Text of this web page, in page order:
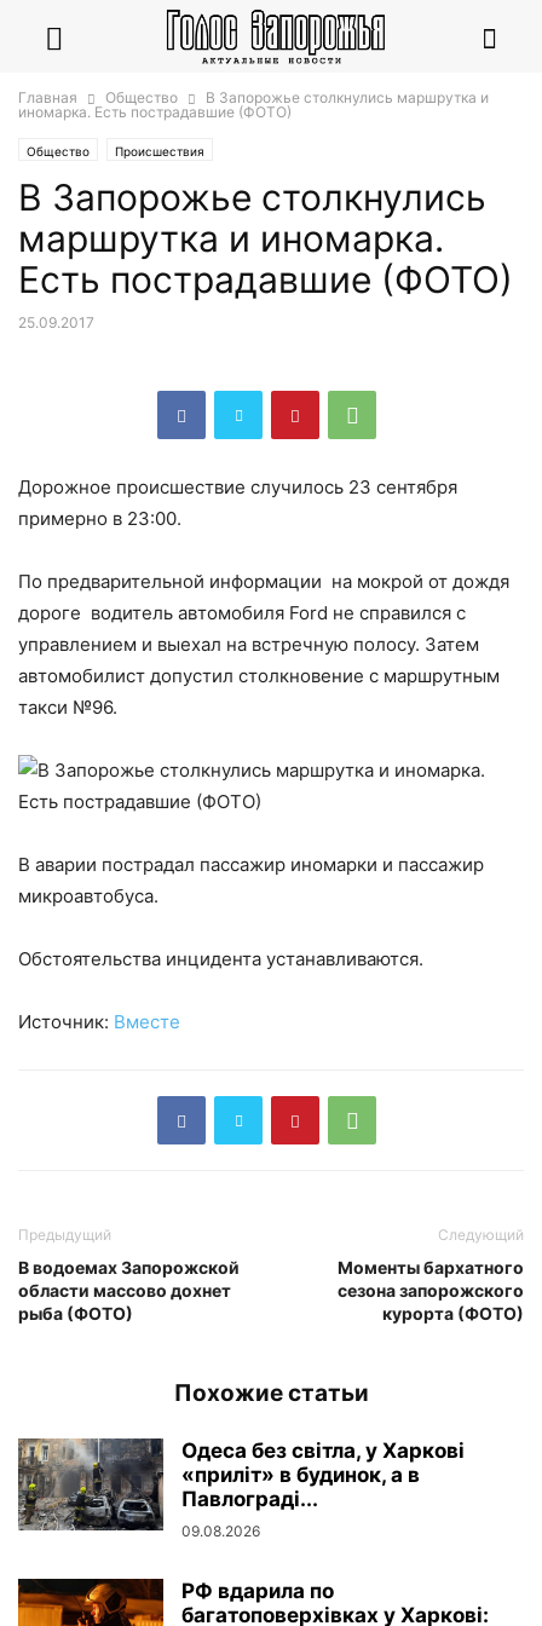
Главная Общество
В Запорожье столкнулись маршрутка и
иномарка. Есть пострадавшие (ФОТО)
Общество Происшествия
В Запорожье столкнулись
маршрутка и иномарка.
Есть пострадавшие (ФОТО)
25.09.2017
Дорожное происшествие случилось 23 сентября
примерно в 23:00.
По предварительной информации на мокрой от дождя
дороге водитель автомобиля Ford не справился с
управлением и выехал на встречную полосу. Затем
автомобилист допустил столкновение с маршрутным
такси №96.
В аварии пострадал пассажир иномарки и пассажир
микроавтобуса.
Обстоятельства инцидента устанавливаются.
Источник: Вместе
Предыдущий
В водоемах Запорожской
области массово дохнет
рыба (ФОТО)
Следующий
Моменты бархатного
сезона запорожского
курорта (ФОТО)
Похожие статьи
Одеса без світла, у Харкові
«приліт» в будинок, а в
Павлограді...
09.08.2026
РФ вдарила по
багатоповерхівках у Харкові: